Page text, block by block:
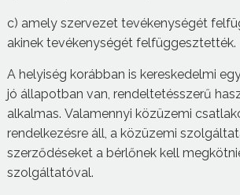
c) amely szervezet tevékenységét
akinek tevékenységét felfüggesztették.
A helyiség korábban is kereskedelmi
jó állapotban van, rendeltetésszerű
alkalmas. Valamennyi közüzemi
rendelkezésre áll, a közüzemi
szerződéseket a bérlőnek kell
szolgáltatóval.